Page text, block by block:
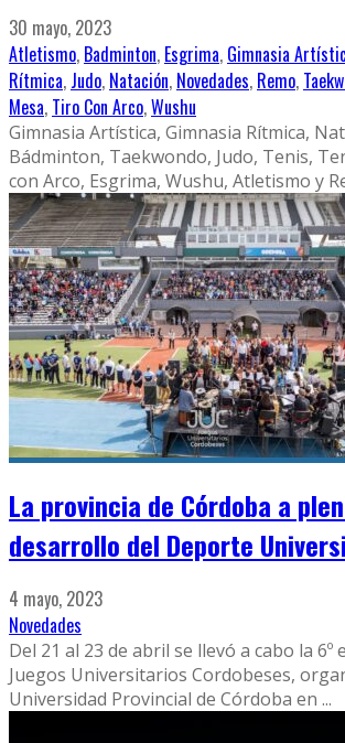
30 mayo, 2023
Atletismo, Badminton, Esgrima, Gimnasia
Rítmica, Judo, Natación, Novedades, Remo,
Mesa, Tiro Con Arco,Wushu
Gimnasia Artística, Gimnasia Rítmica,
Bádminton, Taekwondo, Judo, Tenis,
con Arco, Esgrima, Wushu, Atletismo y
La provincia de Córdoba a
desarrollo del Deporte
4 mayo, 2023
Novedades
Del 21 al 23 de abril se llevó a cabo la 6º
Juegos Universitarios Cordobeses,
Universidad Provincial de Córdoba en ...